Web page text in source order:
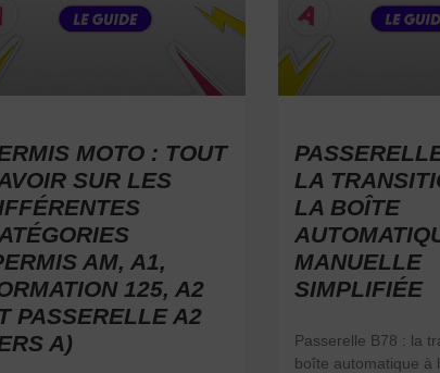
MOTO : TOUT
SUR LES
AM, A1,
125, A2
PASSERELLE A2
A)
LA
LA BOÎTE
MANUELLE
SIMPLIFIÉE
Passerelle B78 : la
boîte automatique à